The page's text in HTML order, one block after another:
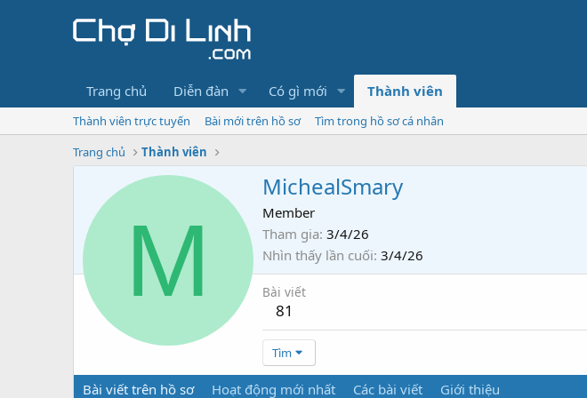
Trang chủ Diễn đàn Có gì mới Thành viên
Thành viên trực tuyến Bài mới trên hồ sơ
Tìm trong hồ sơ cá nhân
Trang chủ
Thành viên
M
MichealSmary
Member
Tham gia 3/4/26
Nhìn thấy lần cuối 3/4/26
Bài viết
81
Tìm
Bài viết trên hồ sơ Hoạt động mới nhất Các bài viết Giới thiệu